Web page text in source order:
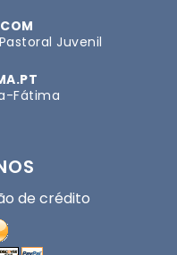
Juvenil
Fátima
de crédito